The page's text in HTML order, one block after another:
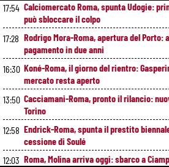
17:54 Calciomercato Roma, spunta Udogie:
può sbloccare il colpo
17:28 Rodrigo Mora-Roma, apertura del
pagamento in due anni
16:30 Koné-Roma, il giorno del rientro:
mercato resta aperto
13:50 Cacciamani-Roma, pronto il rilancio:
Torino
12:58 Endrick-Roma, spunta il prestito
cessione di Soulé
12:03 Roma, Molina arriva oggi: sbarco a